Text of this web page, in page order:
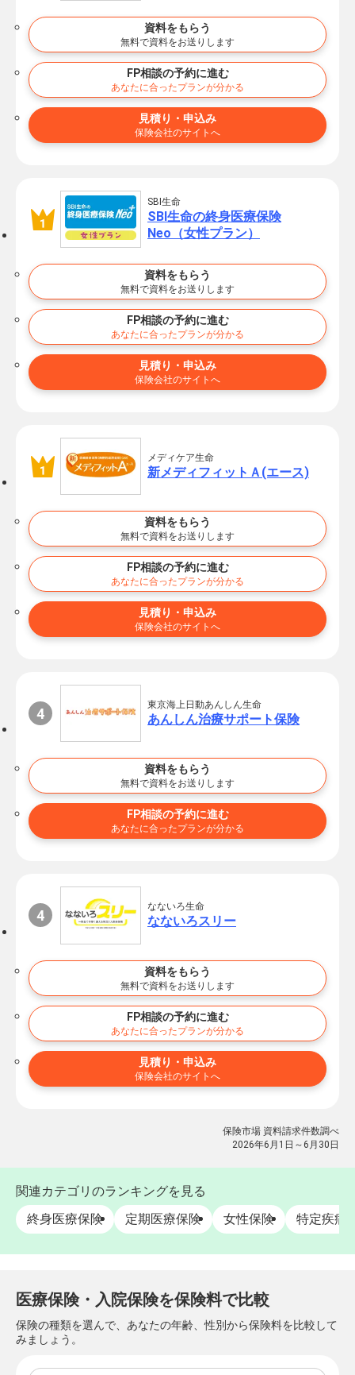
資料をもらう
無料で資料をお送りします
FP相談の予約に進む
あなたに合ったプランが分かる
見積り・申込み
保険会社のサイトへ
SBI生命
SBI生命の終身医療保険
Neo（女性プラン）
資料をもらう
無料で資料をお送りします
FP相談の予約に進む
あなたに合ったプランが分かる
見積り・申込み
保険会社のサイトへ
メディケア生命
新メディフィットＡ(エース)
資料をもらう
無料で資料をお送りします
FP相談の予約に進む
あなたに合ったプランが分かる
見積り・申込み
保険会社のサイトへ
東京海上日動あんしん生命
あんしん治療サポート保険
資料をもらう
無料で資料をお送りします
FP相談の予約に進む
あなたに合ったプランが分かる
なないろ生命
なないろスリー
資料をもらう
無料で資料をお送りします
FP相談の予約に進む
あなたに合ったプランが分かる
見積り・申込み
保険会社のサイトへ
保険市場 資料請求件数調べ
2026年6月1日～6月30日
関連カテゴリのランキングを見る
終身医療保険
定期医療保険 女性保険 特定疾病
医療保険・入院保険を保険料で比較
保険の種類を選んで、あなたの年齢、性別から保険料を比較して
みましょう。